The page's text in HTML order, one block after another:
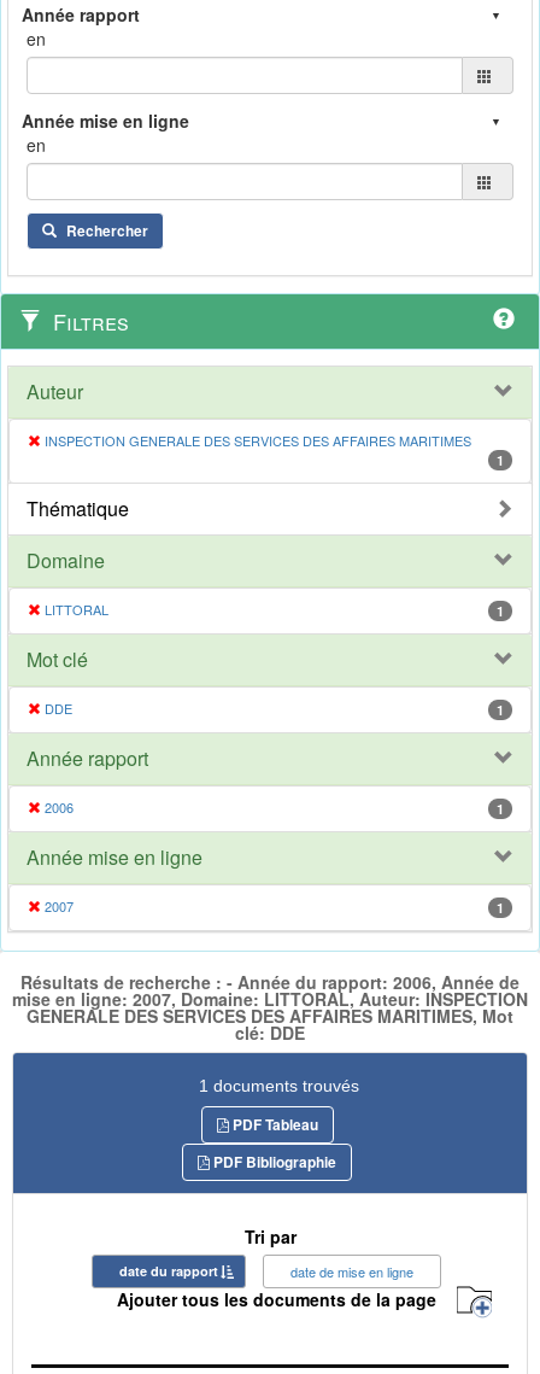
en
en
Rechercher
Filtres
Auteur
INSPECTION GENERALE DES SERVICES DES AFFAIRES MARITIMES
1
Thématique
Domaine
LITTORAL 1
Mot clé
DDE 1
Année rapport
2006 1
Année mise en ligne
2007 1
Résultats de recherche : - Année du rapport: 2006, Année de
mise en ligne: 2007, Domaine: LITTORAL, Auteur: INSPECTION
GENERALE DES SERVICES DES AFFAIRES MARITIMES, Mot
clé: DDE
1 documents trouvés
PDF Tableau
PDF Bibliographie
Tri par
date du rapport date de mise en ligne
Ajouter tous les documents de la page